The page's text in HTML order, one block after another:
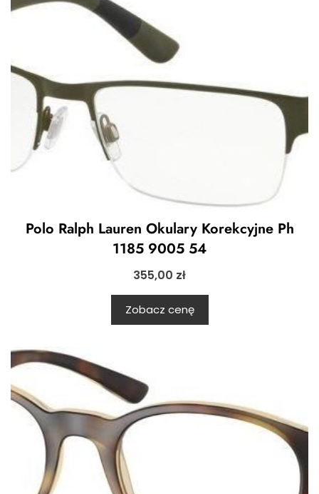
Polo Ralph Lauren Okulary Korekcyjne Ph
1185 9005 54
355,00 zł
Zobacz cenę